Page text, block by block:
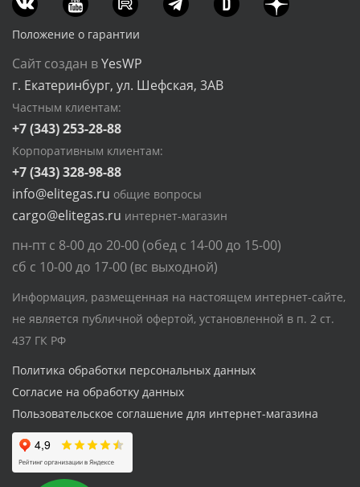
Положение о гарантии
Сайт создан вYesWP
г. Екатеринбург, ул. Шефская, 3АВ
Частным клиентам:
+7 (343) 253-28-88
Корпоративным клиентам:
+7 (343) 328-98-88
info@elitegas.ru общие вопросы
cargo@elitegas.ru интернет-магазин
пн-пт с 8-00 до 20-00 (обед с 14-00 до 15-00)
сб с 10-00 до 17-00 (вс выходной)
Информация, размещенная на настоящем интернет-сайте,
не является публичной офертой, установленной в п. 2 ст.
437 ГК РФ
Политика обработки персональных данных
Согласие на обработку данных
Пользовательское соглашение для интернет-магазина